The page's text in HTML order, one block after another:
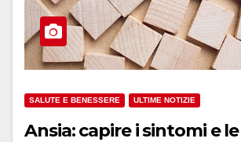
SALUTE E BENESSERE ULTIME NOTIZIE
Ansia: capire i sintomi e